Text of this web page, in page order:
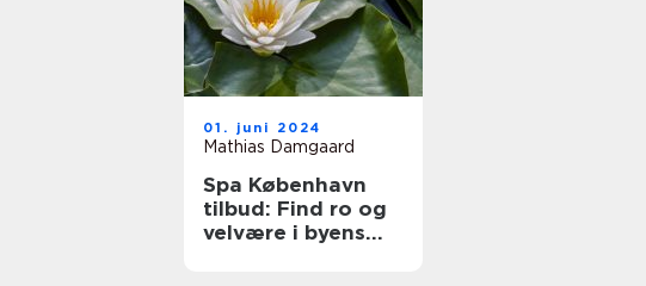
01. juni 2024
Mathias Damgaard
Spa København
tilbud: Find ro og
velvære i byens